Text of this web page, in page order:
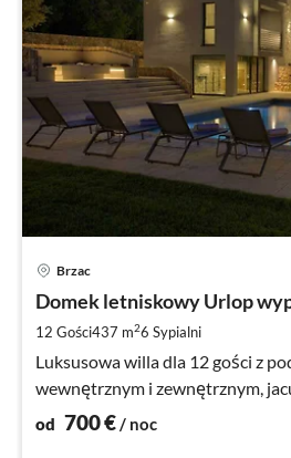
Brzac
Domek letniskowy Urlop
12 Gości437 m26 Sypialni
Luksusowa willa dla 12 gości z
wewnętrznym i zewnętrznym,
od 700€/ noc